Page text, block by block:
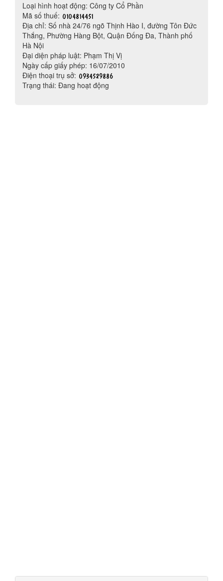
Loại hình hoạt động: Công ty Cổ Phần
Mã số thuế:
Địa chỉ: Số nhà 24/76 ngõ Thịnh Hào I, đường Tôn Đức
Thắng, Phường Hàng Bột, Quận Đống Đa, Thành phố
Hà Nội
Đại diện pháp luật: Phạm Thị Vị
Ngày cấp giấy phép: 16/07/2010
Điện thoại trụ sở:
Trạng thái: Đang hoạt động